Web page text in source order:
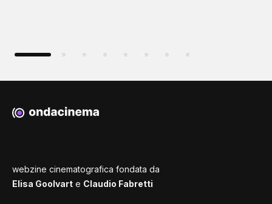
webzine cinematografica fondata da
Elisa Goolvart e Claudio Fabretti